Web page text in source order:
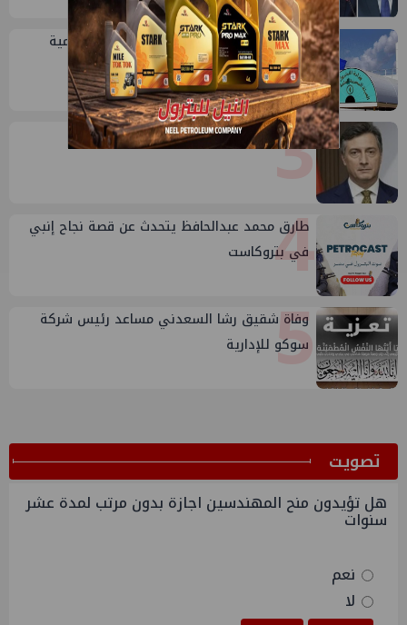
2
خلال أيام: انطلاق ماراثون الجمعيات العمومية
لشركات قطاع البترول
3
إيني تعين مديراً جديد لها في مصر
4
طارق محمد عبدالحافظ يتحدث عن قصة نجاح إنبي
في بتروكاست
5
وفاة شقيق رشا السعدني مساعد رئيس شركة
سوكو للإدارية
ﺗﺼﻮﻳﺖ
هل تؤيدون منح المهندسين اجازة بدون مرتب لمدة عشر
سنوات
نعم
لا